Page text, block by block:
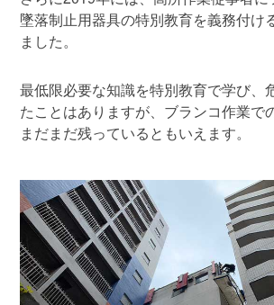
墜落制止用器具の特別教育を義務付け
ました。
最低限必要な知識を特別教育で学び、
たことはありますが、ブランコ作業で
まだまだ残っているともいえます。